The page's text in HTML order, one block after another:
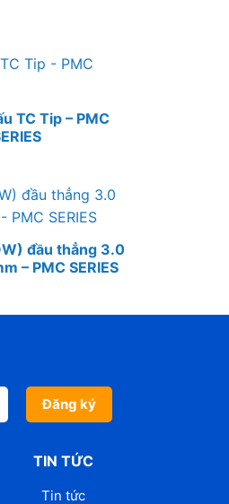
TC Tip – PMC
đầu thẳng 3.0
– PMC SERIES
TIN TỨC
Tin tức